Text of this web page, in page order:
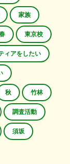
家族
東京校
ィアをしたい
秋 竹林
調査活動
須坂